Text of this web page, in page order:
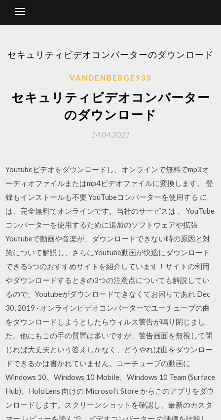
セキュリティビデオコンバーターのダウンロード
VANDENBERGE933
セキュリティビデオコンバーター
のダウンロード
14.04.2021
Youtubeビデオをダウンロードし、オンラインで無料でmp3オ
ーディオファイルまたはmp4ビデオファイルに変換します。 登
録もインストールも不要 YouTubeコンバーターを使用する に
は、完全無料でオンラインです。当社のサービスは 、 YouTube
コンバーターを使用するために追加のソフトウェアや拡張
Youtubeで動画や音楽が、ダウンロードできない時の原因と対
策について解説し、さらにYoutube動画が快適にダウンロード
できる5つのおすすめサイトを紹介しています！サイトの利用
やダウンロードするときの3つの注意点についても解説してい
るので、Youtubeがダウンロードできなくてお困りであれ Dec
30, 2019 · オンラインビデオコンバーターでユーチューブの曲
をダウンロードしようとしたらウィルス警告が鳴り閉じまし
た。他にもこの手の質問は多いですが、警告画面を無視して閉
じれば大丈夫という答えしかなく、どうやれば曲をダウンロー
ドできるかは書かれていません。ユーチューブの動画に
Windows 10、Windows 10 Mobile、Windows 10 Team (Surface
Hub)、HoloLens 向けの Microsoft Store からこのアプリをダウ
ンロードします。スクリーンショットを確認し、最新のカスタ